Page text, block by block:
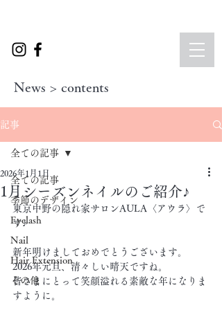
News > contents
記事
全ての記事
季節のデザイン
Eyelash
Nail
Hair Extension
その他
全ての記事
1月シーズンネイルのご紹介♪
2026年1月1日
東京中野の隠れ家サロンAULA〈アウラ〉で
す♪
新年明けましておめでとうございます。
2026年元旦、清々しい晴天ですね。
皆さまにとって笑顔溢れる素敵な年になりま
すように。